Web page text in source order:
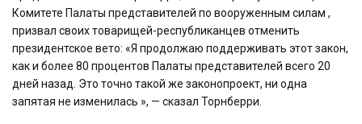
Комитете Палаты представителей по вооруженным силам ,
призвал своих товарищей-республиканцев отменить
президентское вето: «Я продолжаю поддерживать этот закон,
как и более 80 процентов Палаты представителей всего 20
дней назад. Это точно такой же законопроект, ни одна
запятая не изменилась », — сказал Торнберри.